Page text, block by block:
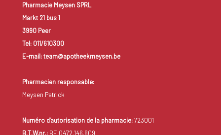
Pharmacie Meysen SPRL
Markt 21 bus 1
3990 Peer
Tel: 011/610300
E-mail: team@apotheekmeysen.be
Pharmacien responsable:
Meysen Patrick
Numéro d'autorisation de la pharmacie:723001
B.T.W.nr.:BE 0472.146.609